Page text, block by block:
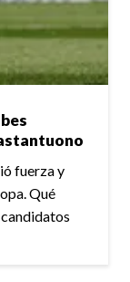
fuerza y
Qué